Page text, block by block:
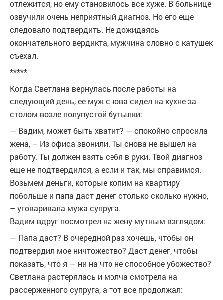
отлежится, но ему становилось все хуже. В больнице
озвучили очень неприятный диагноз. Но его еще
следовало подтвердить. Не дожидаясь
окончательного вердикта, мужчина словно с катушек
съехал.
*****
Когда Светлана вернулась после работы на
следующий день, ее муж снова сидел на кухне за
столом возле полупустой бутылки:
— Вадим, может быть хватит? — спокойно спросила
жена, – Из офиса звонили. Ты снова не вышел на
работу. Ты должен взять себя в руки. Твой диагноз
еще не подтвердился, а если и так, мы справимся.
Возьмем деньги, которые копим на квартиру
побольше и папа даст денег столько сколько нужно,
– уговаривала мужа супруга.
Вадим вдруг посмотрел на жену мутным взглядом:
— Папа даст? В очередной раз хочешь, чтобы он
подтвердил мое ничтожество? Даст денег, чтобы
показать, что я — ни на что не способное убожество?
Светлана растерялась и молча смотрела на
рассерженного супруга, а тот все продолжал: